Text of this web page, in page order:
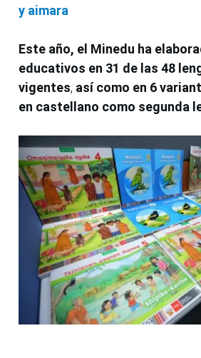
y aimara
Este año, el Minedu ha
educativos en 31 de las 48
vigentes, así como en 6
en castellano como segunda